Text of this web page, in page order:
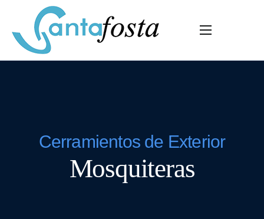
Home
Cerramientos de Exterior
Mosquiteras